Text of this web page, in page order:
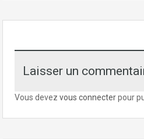
Laisser un
Vous devez vous connecterpour